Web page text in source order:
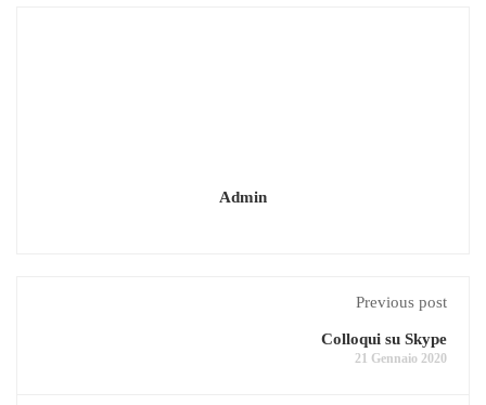
Admin
Previous post
Colloqui su Skype
21 Gennaio 2020